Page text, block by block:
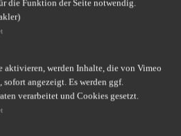
wir mit Ihnen einen Blick auf
eine Absicherung sorgen, wenn
etwas zustößt.
Ihrer Arbeitskraft, Ihre
rechtliche Vorsorge. In allen
Berater und helfen Ihnen, die
Abschnitt auch Informationen
Möglichkeiten Sie nutzen können.
die Funktion der Seite notwendig.
aktivieren, werden Inhalte, die von Vimeo
angezeigt. Es werden ggf.
verarbeitet und Cookies gesetzt.